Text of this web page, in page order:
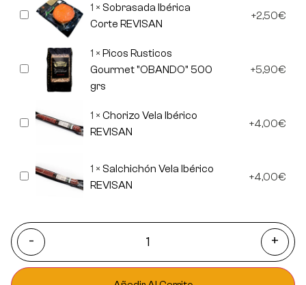
Sobrasada
Ibérica
REVISAN
1 × Sobrasada Ibérica
Corte REVISAN
2,50€
Picos
Rusticos
Gourmet
500
grs
1 × Picos Rusticos
Gourmet "OBANDO" 500
grs
5,90€
Chorizo
1 × Chorizo Vela Ibérico
REVISAN
4,00€
Salchichón
1 × Salchichón Vela Ibérico
REVISAN
4,00€
- +